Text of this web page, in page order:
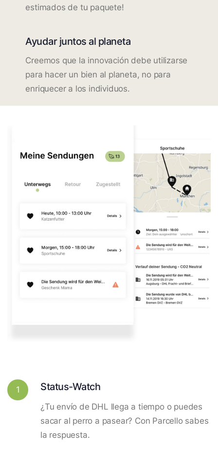
estimados de tu paquete!
Ayudar juntos al planeta
Creemos que la innovación debe utilizarse
para hacer un bien al planeta, no para
enriquecer a los individuos.
1 Status-Watch
¿Tu envío de DHL llega a tiempo o puedes
sacar al perro a pasear? Con Parcello sabes
la respuesta.